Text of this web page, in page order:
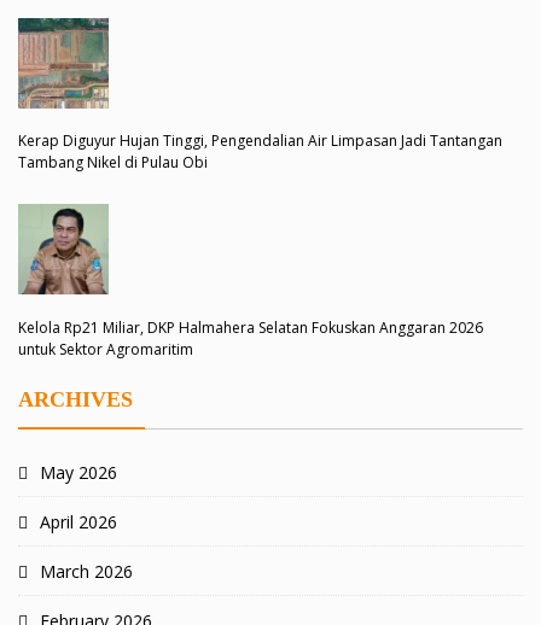
Kerap Diguyur Hujan Tinggi, Pengendalian Air Limpasan Jadi Tantangan
Tambang Nikel di Pulau Obi
Kelola Rp21 Miliar, DKP Halmahera Selatan Fokuskan Anggaran 2026
untuk Sektor Agromaritim
ARCHIVES
May 2026
April 2026
March 2026